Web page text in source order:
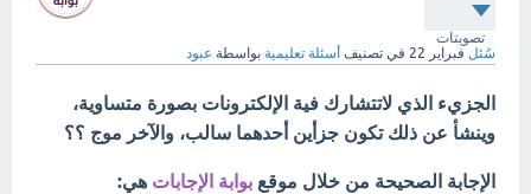
تصويتات
سُئل فبراير 22 في تصنيف أسئلة تعليمية بواسطة عبود
الجزيء الذي لاتتشارك فية الإلكترونات بصورة متساوية،
وينشأ عن ذلك تكون جزأين أحدهما سالب، والآخر موج ؟؟
الإجابة الصحيحة من خلال موقع بوابة الإجابات هي: